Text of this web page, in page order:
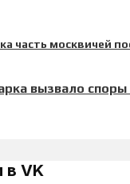
вызвало
в VK